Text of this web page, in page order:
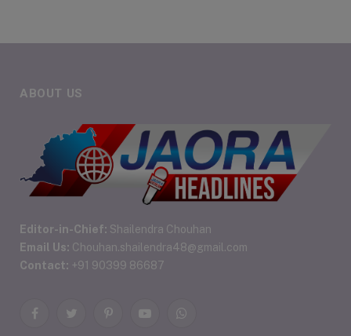
ABOUT US
Editor-in-Chief: Shailendra Chouhan
Email Us: Chouhan.shailendra48@gmail.com
Contact: +91 90399 86687
FacebookTwitterPinterestYouTubeWhatsApp